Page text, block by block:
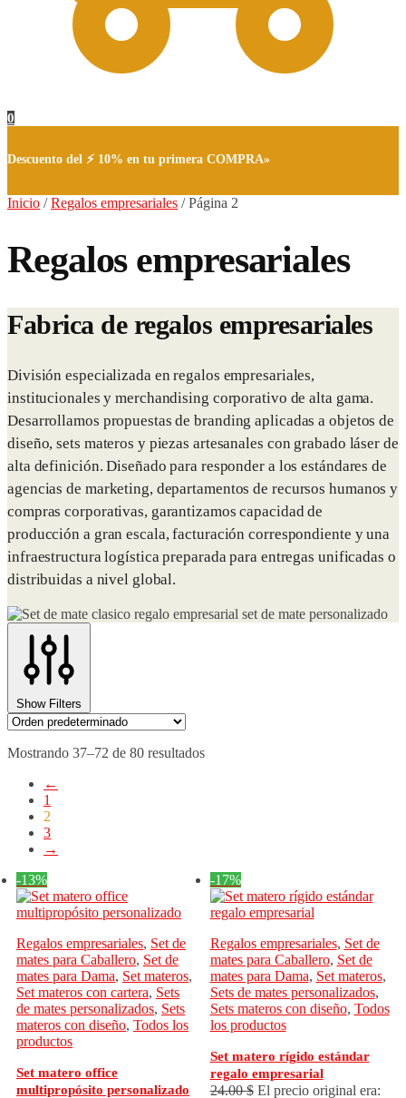
0
Descuento del ⚡ 10% en tu primera COMPRA»
Inicio /Regalos empresariales /Página 2
Regalos empresariales
Fabrica de regalos empresariales
División especializada en regalos empresariales,
institucionales y merchandising corporativo de alta gama.
Desarrollamos propuestas de branding aplicadas a objetos de
diseño, sets materos y piezas artesanales con grabado láser de
alta definición. Diseñado para responder a los estándares de
agencias de marketing, departamentos de recursos humanos y
compras corporativas, garantizamos capacidad de
producción a gran escala, facturación correspondiente y una
infraestructura logística preparada para entregas unificadas o
distribuidas a nivel global.
Show Filters
Mostrando 37–72 de 80 resultados
←
1
2
3
→
-13%
Regalos empresariales, Set de
mates para Caballero, Set de
mates para Dama, Set materos,
Set materos con cartera, Sets
de mates personalizados, Sets
materos con diseño, Todos los
productos
Set matero office
multipropósito personalizado
-17%
Regalos empresariales, Set de
mates para Caballero, Set de
mates para Dama, Set materos,
Sets de mates personalizados,
Sets materos con diseño, Todos
los productos
Set matero rígido estándar
regalo empresarial
24.00$ El precio original era: